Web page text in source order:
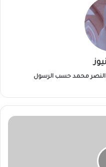
النصر محمد حسب الرسول